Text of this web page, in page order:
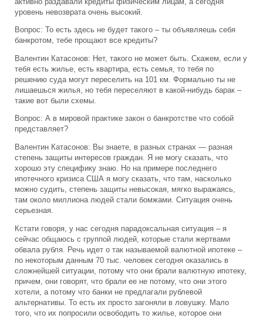
уровень невозврата очень высокий.
Вопрос: То есть здесь не будет такого – ты объявляешь себя
банкротом, тебе прощают все кредиты?
Валентин Катасонов: Нет, такого не может быть. Скажем, если у
тебя есть жилье, есть квартира, есть семья, то тебя по
решению суда могут переселить на 101 км. Формально ты не
лишаешься жилья, но тебя переселяют в какой-нибудь барак –
такие вот были схемы.
Вопрос: А в мировой практике закон о банкротстве что собой
представляет?
Валентин Катасонов: Вы знаете, в разных странах — разная
степень защиты интересов граждан. Я не могу сказать, что
хорошо эту специфику знаю. Но на примере последнего
ипотечного кризиса США я могу сказать, что там, насколько
можно судить, степень защиты невысокая, мягко выражаясь,
там около миллиона людей стали бомжами. Ситуация очень
серьезная.
Кстати говоря, у нас сегодня парадоксальная ситуация – я
сейчас общаюсь с группой людей, которые стали жертвами
обвала рубля. Речь идет о так называемой валютной ипотеке –
по некоторым данным 70 тыс. человек сегодня оказались в
сложнейшей ситуации, потому что они брали валютную ипотеку,
причем, они говорят, что брали ее не потому, что они этого
хотели, а потому что банки не предлагали рублевой
альтернативы. То есть их просто загоняли в ловушку. Мало
того, что их попросили освободить то жилье, которое они